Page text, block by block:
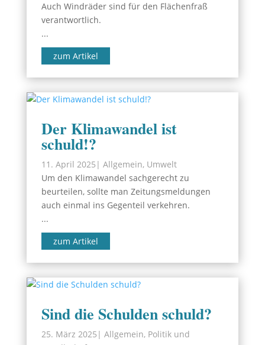
Auch Windräder sind für den Flächenfraß
verantwortlich.
...
zum Artikel
Der Klimawandel ist
schuld!?
11. April 2025 | Allgemein, Umwelt
Um den Klimawandel sachgerecht zu
beurteilen, sollte man Zeitungsmeldungen
auch einmal ins Gegenteil verkehren.
...
zum Artikel
Sind die Schulden schuld?
25. März 2025 | Allgemein, Politik und